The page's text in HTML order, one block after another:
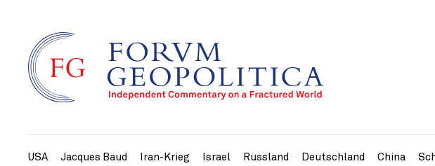
USA Jacques Baud Iran-Krieg Israel Russland Deutschland China